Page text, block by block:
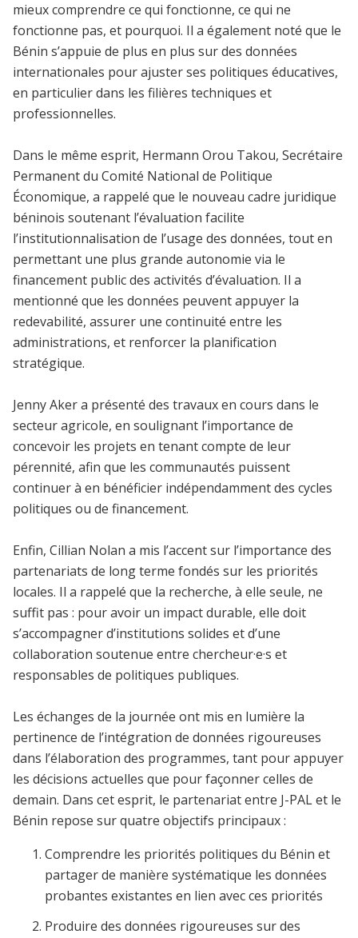
mieux comprendre ce qui fonctionne, ce qui ne
fonctionne pas, et pourquoi. Il a également noté que le
Bénin s’appuie de plus en plus sur des données
internationales pour ajuster ses politiques éducatives,
en particulier dans les filières techniques et
professionnelles.
Dans le même esprit, Hermann Orou Takou, Secrétaire
Permanent du Comité National de Politique
Économique, a rappelé que le nouveau cadre juridique
béninois soutenant l’évaluation facilite
l’institutionnalisation de l’usage des données, tout en
permettant une plus grande autonomie via le
financement public des activités d’évaluation. Il a
mentionné que les données peuvent appuyer la
redevabilité, assurer une continuité entre les
administrations, et renforcer la planification
stratégique.
Jenny Aker a présenté des travaux en cours dans le
secteur agricole, en soulignant l’importance de
concevoir les projets en tenant compte de leur
pérennité, afin que les communautés puissent
continuer à en bénéficier indépendamment des cycles
politiques ou de financement.
Enfin, Cillian Nolan a mis l’accent sur l’importance des
partenariats de long terme fondés sur les priorités
locales. Il a rappelé que la recherche, à elle seule, ne
suffit pas : pour avoir un impact durable, elle doit
s’accompagner d’institutions solides et d’une
collaboration soutenue entre chercheur·e·s et
responsables de politiques publiques.
Les échanges de la journée ont mis en lumière la
pertinence de l’intégration de données rigoureuses
dans l’élaboration des programmes, tant pour appuyer
les décisions actuelles que pour façonner celles de
demain. Dans cet esprit, le partenariat entre J-PAL et le
Bénin repose sur quatre objectifs principaux :
Comprendre les priorités politiques du Bénin et
partager de manière systématique les données
probantes existantes en lien avec ces priorités
Produire des données rigoureuses sur des